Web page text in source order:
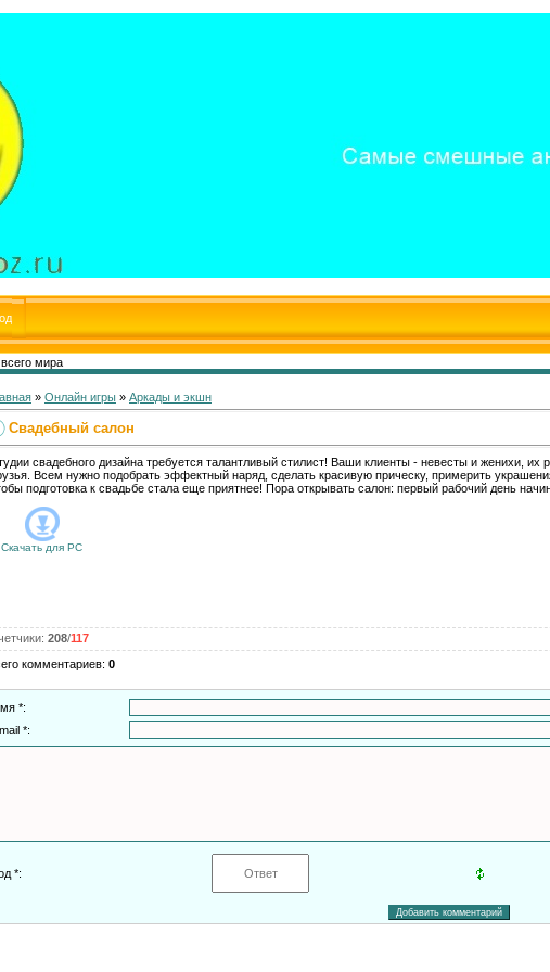
мира
» Онлайн игры » Аркады и экшн
Свадебный салон
свадебного дизайна требуется талантливый стилист! Ваши клиенты - невесты и женихи, их
Всем нужно подобрать эффектный наряд, сделать красивую прическу, примерить
подготовка к свадьбе стала еще приятнее! Пора открывать салон: первый рабочий день
Скачать для PC
: 208/117
комментариев: 0
*:
*:
*: